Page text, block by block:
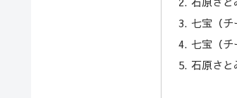
七宝（チ
七宝（
石原さと